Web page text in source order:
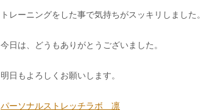
トレーニングをした事で気持ちがスッキリしました。
今日は、どうもありがとうございました。
明日もよろしくお願いします。
パーソナルストレッチラボ 凛